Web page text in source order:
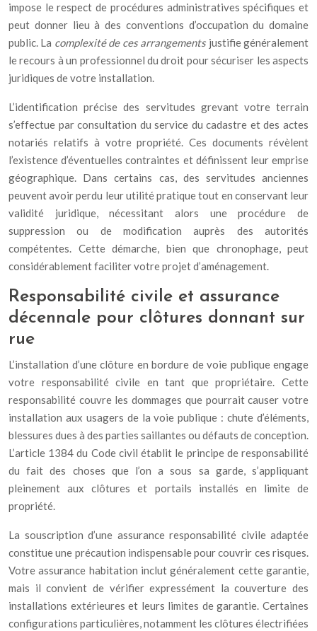
impose le respect de procédures administratives spécifiques et
peut donner lieu à des conventions d’occupation du domaine
public. La complexité de ces arrangements justifie généralement
le recours à un professionnel du droit pour sécuriser les aspects
juridiques de votre installation.
L’identification précise des servitudes grevant votre terrain
s’effectue par consultation du service du cadastre et des actes
notariés relatifs à votre propriété. Ces documents révèlent
l’existence d’éventuelles contraintes et définissent leur emprise
géographique. Dans certains cas, des servitudes anciennes
peuvent avoir perdu leur utilité pratique tout en conservant leur
validité juridique, nécessitant alors une procédure de
suppression ou de modification auprès des autorités
compétentes. Cette démarche, bien que chronophage, peut
considérablement faciliter votre projet d’aménagement.
Responsabilité civile et assurance
décennale pour clôtures donnant sur
rue
L’installation d’une clôture en bordure de voie publique engage
votre responsabilité civile en tant que propriétaire. Cette
responsabilité couvre les dommages que pourrait causer votre
installation aux usagers de la voie publique : chute d’éléments,
blessures dues à des parties saillantes ou défauts de conception.
L’article 1384 du Code civil établit le principe de responsabilité
du fait des choses que l’on a sous sa garde, s’appliquant
pleinement aux clôtures et portails installés en limite de
propriété.
La souscription d’une assurance responsabilité civile adaptée
constitue une précaution indispensable pour couvrir ces risques.
Votre assurance habitation inclut généralement cette garantie,
mais il convient de vérifier expressément la couverture des
installations extérieures et leurs limites de garantie. Certaines
configurations particulières, notamment les clôtures électrifiées